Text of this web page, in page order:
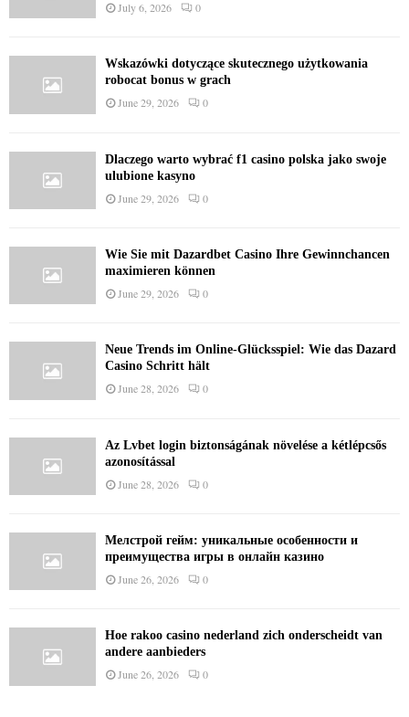
July 6, 2026 0
Wskazówki dotyczące skutecznego użytkowania
robocat bonus w grach
June 29, 2026 0
Dlaczego warto wybrać f1 casino polska jako swoje
ulubione kasyno
June 29, 2026 0
Wie Sie mit Dazardbet Casino Ihre Gewinnchancen
maximieren können
June 29, 2026 0
Neue Trends im Online-Glücksspiel: Wie das Dazard
Casino Schritt hält
June 28, 2026 0
Az Lvbet login biztonságának növelése a kétlépcsős
azonosítással
June 28, 2026 0
Мелстрой гейм: уникальные особенности и
преимущества игры в онлайн казино
June 26, 2026 0
Hoe rakoo casino nederland zich onderscheidt van
andere aanbieders
June 26, 2026 0